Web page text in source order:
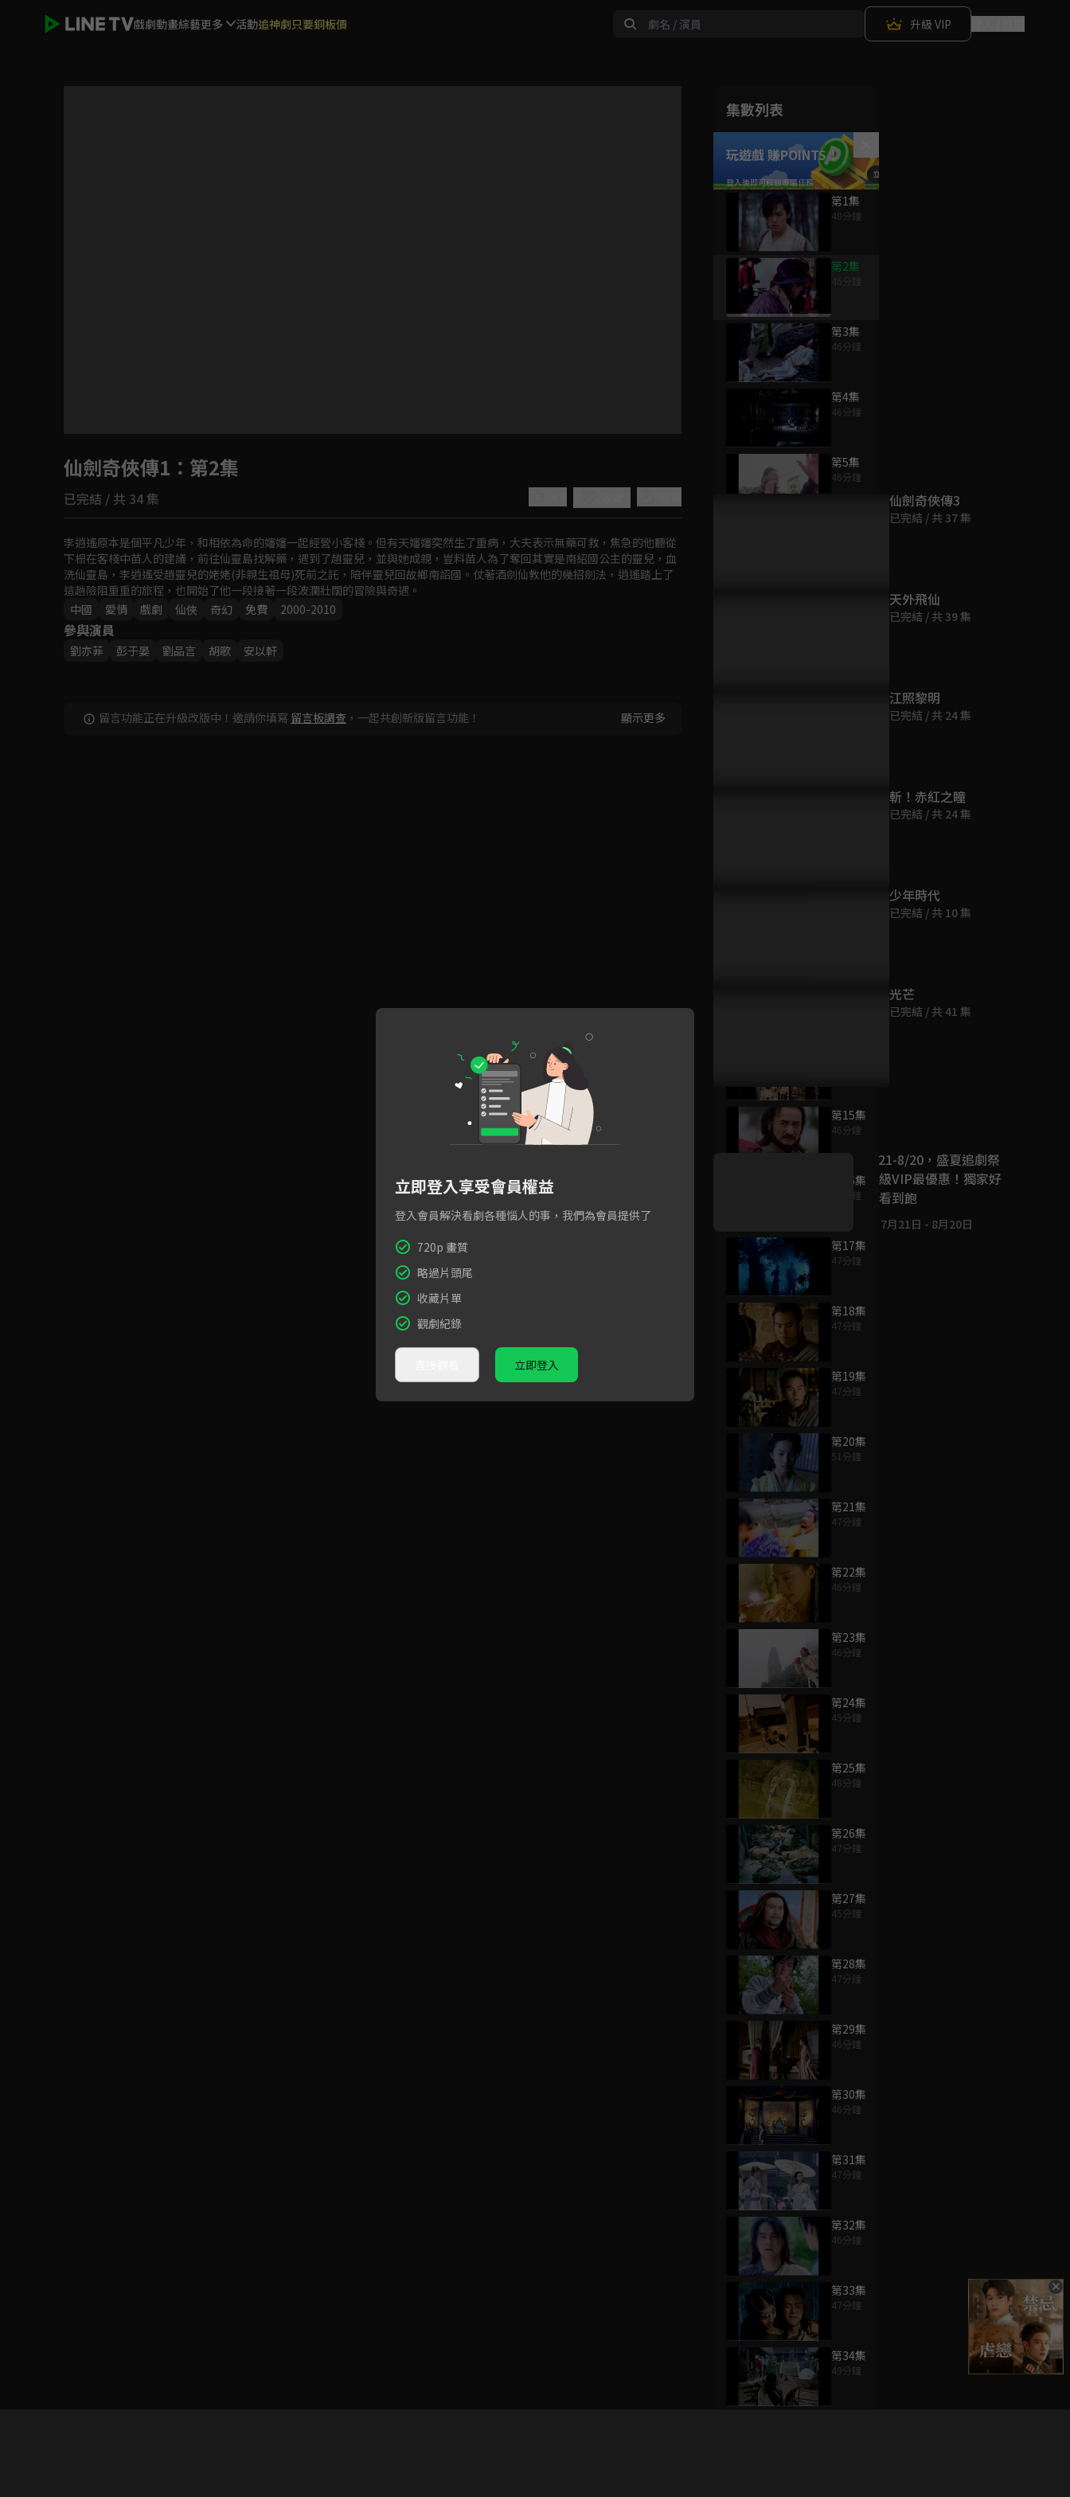
戲劇動畫綜藝更多 活動追神劇只要銅板價 升級 VIP
如有不便請見諒
集數列表
玩遊戲 賺POINTS！
第1集
48分鐘
第2集
第3集
46分鐘
第4集
46分鐘
第5集
46分鐘
第15集
46分鐘
第16集
47分鐘
第17集
47分鐘
第18集
47分鐘
第19集
47分鐘
第20集
51分鐘
第21集
47分鐘
第22集
46分鐘
第23集
46分鐘
第24集
45分鐘
第25集
48分鐘
第26集
47分鐘
第27集
45分鐘
第28集
47分鐘
第29集
46分鐘
第30集
46分鐘
第31集
47分鐘
第32集
46分鐘
第33集
47分鐘
第34集
49分鐘
仙劍奇俠傳1 ：第2集
已完結 / 共 34 集
李逍遙原本是個平凡少年，和相依為命的嬸嬸一起經營小客棧。但有天嬸嬸突然生了重病，大夫表示無藥可救，焦急的他聽從
下榻在客棧中苗人的建議，前往仙靈島找解藥，遇到了趙靈兒，並與她成親，豈料苗人為了奪回其實是南紹國公主的靈兒，血
洗仙靈島，李逍遙受趙靈兒的姥姥(非親生祖母)死前之託，陪伴靈兒回故鄉南詔國。仗著酒劍仙教他的幾招劍法，逍遙踏上了
這趟險阻重重的旅程，也開始了他一段接著一段波瀾壯闊的冒險與奇遇。
中國
愛情 戲劇 仙俠 奇幻 免費 2000-2010
參與演員
劉亦菲 彭于晏 劉品言 胡歌 安以軒
留言功能正在升級改版中！邀請你填寫 留言板調查 ，一起共創新版留言功能！ 顯示更多
為您推薦
仙劍奇俠傳3
已完結 / 共 37 集
天外飛仙
已完結 / 共 39 集
江照黎明
已完結 / 共 24 集
斬！赤紅之瞳
已完結 / 共 24 集
少年時代
已完結 / 共 10 集
光芒
已完結 / 共 41 集
好康資訊
7/21-8/20，盛夏追劇祭
升級VIP最優惠！獨家好
戲看到飽
7月21日 - 8月20日
立即登入享受會員權益
登入會員解決看劇各種惱人的事，我們為會員提供了
720p 畫質
略過片頭尾
收藏片單
觀劇紀錄
立即登入